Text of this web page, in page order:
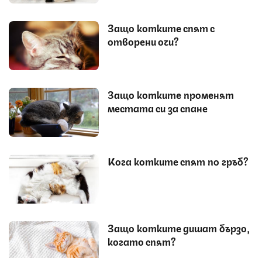
Защо котките спят с
отворени очи?
Защо котките променят
местата си за спане
Кога котките спят по гръб?
Защо котките дишат бързо,
когато спят?